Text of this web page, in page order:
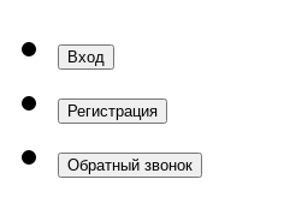
Вход
Регистрация
Обратный звонок